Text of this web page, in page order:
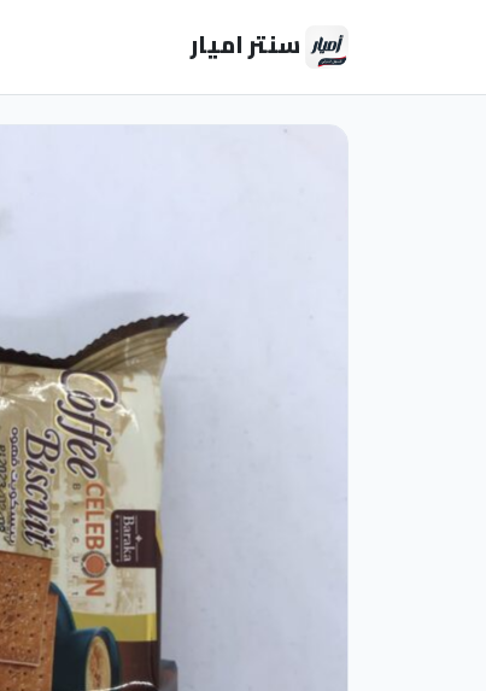
سنتر اميار